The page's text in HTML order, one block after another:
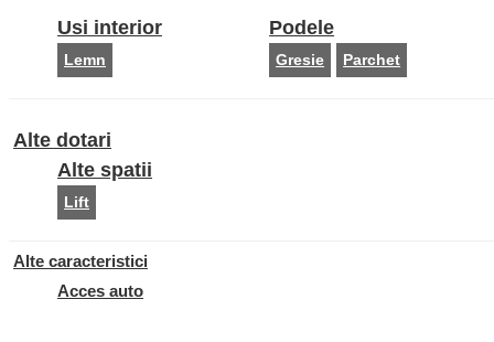
Usi interior
Lemn
Podele
Gresie Parchet
Alte dotari
Alte spatii
Lift
Alte caracteristici
Acces auto